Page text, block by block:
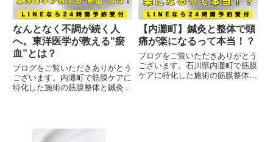
なんとなく不調が続く人
へ。東洋医学が教える“瘀
血”とは？
ブログをご覧いただきありがとう
ございます。内灘町で筋膜ケアに
特化した施術の筋膜整体と鍼灸を
いのではないでしょうか。実はそ
の背景に東洋医学にある瘀血（お
【内灘町】鍼灸と整体で頭
痛が楽になるって本当！？
ブログをご覧いただきありがとう
ございます。石川県内灘町で筋膜
ケアに特化した施術の筋膜整体と